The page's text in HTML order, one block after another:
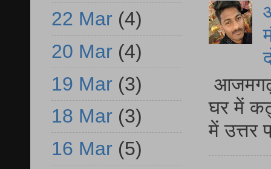
घर में
में
22 Mar (4)
20 Mar (4)
19 Mar (3)
18 Mar (3)
16 Mar (5)